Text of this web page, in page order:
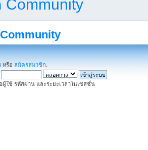
Community
หรือ สมัครสมาชิก
ผู้ใช้ รหัสผ่าน และระยะเวลาในเซสชั่น